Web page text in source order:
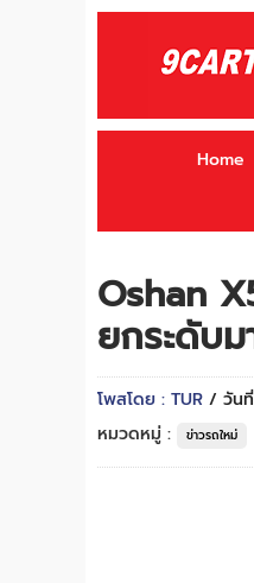
Home
Oshan
ยกระดับม
โพสโดย : TUR / วัน
หมวดหมู่ :
ข่าวรถใหม่